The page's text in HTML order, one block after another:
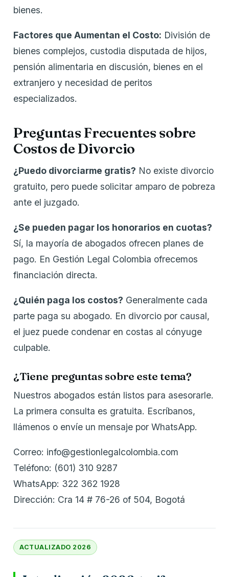
bienes.
Factores que Aumentan el Costo: División de
bienes complejos, custodia disputada de hijos,
pensión alimentaria en discusión, bienes en el
extranjero y necesidad de peritos
especializados.
Preguntas Frecuentes sobre
Costos de Divorcio
¿Puedo divorciarme gratis? No existe divorcio
gratuito, pero puede solicitar amparo de pobreza
ante el juzgado.
¿Se pueden pagar los honorarios en cuotas?
Sí, la mayoría de abogados ofrecen planes de
pago. En Gestión Legal Colombia ofrecemos
financiación directa.
¿Quién paga los costos? Generalmente cada
parte paga su abogado. En divorcio por causal,
el juez puede condenar en costas al cónyuge
culpable.
¿Tiene preguntas sobre este tema?
Nuestros abogados están listos para asesorarle.
La primera consulta es gratuita. Escríbanos,
llámenos o envíe un mensaje por WhatsApp.
Correo: info@gestionlegalcolombia.com
Teléfono: (601) 310 9287
WhatsApp: 322 362 1928
Dirección: Cra 14 # 76-26 of 504, Bogotá
ACTUALIZADO 2026